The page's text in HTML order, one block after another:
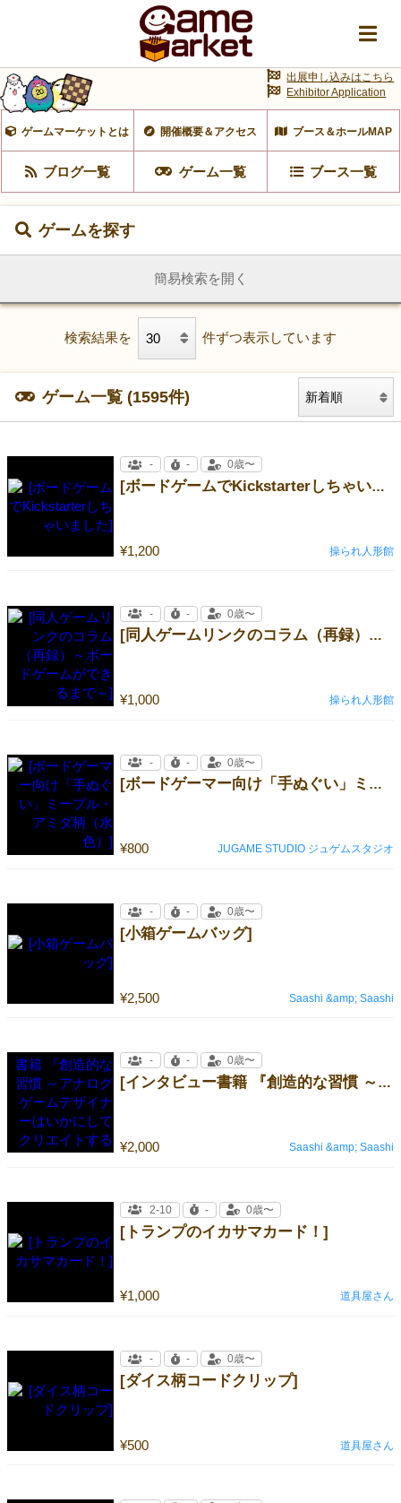
ゲームマーケットとは 開催概要＆アクセス ブース＆ホールMAP
ブログ一覧 ゲーム一覧 ブース一覧
出展申し込みはこちら
Exhibitor Application
ゲームを探す
簡易検索を開く
検索結果を 件ずつ表示しています
ゲーム一覧 (1595件)
[ボードゲームでKickstarterしちゃいました]
¥1,200
- - 0歳〜
操られ人形館
[同人ゲームリンクのコラム（再録）～ボードゲームができるまで～]
¥1,000
- - 0歳〜
操られ人形館
[ボードゲーマー向け「手ぬぐい」ミープル・アミダ柄（水色）]
¥800
- - 0歳〜
JUGAME STUDIO ジュゲムスタジオ
[小箱ゲームバッグ]
¥2,500
- - 0歳〜
Saashi &amp; Saashi
[インタビュー書籍 『創造的な習慣 ～アナログゲームデザイナーはいかにしてクリエイトするのか』]
¥2,000
- - 0歳〜
Saashi &amp; Saashi
[トランプのイカサマカード！]
¥1,000
2-10 - 0歳〜
道具屋さん
[ダイス柄コードクリップ]
¥500
- - 0歳〜
道具屋さん